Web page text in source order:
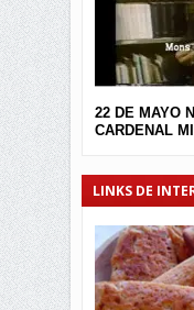
22 DE MAYO
CARDENAL
LINKS DE